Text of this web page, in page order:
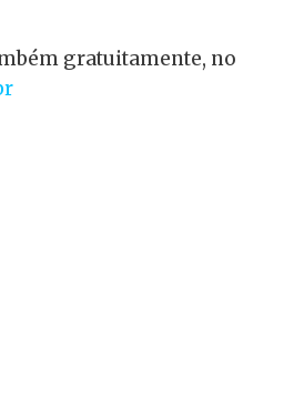
gratuitamente, no